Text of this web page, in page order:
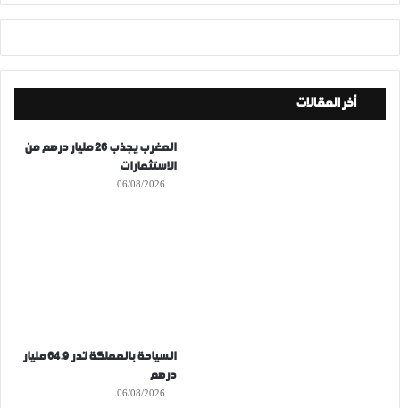
أخر المقالات
المغرب يجذب 26 مليار درهم من
الاستثمارات
06/08/2026
السياحة بالمملكة تدر 64.9 مليار
درهم
06/08/2026